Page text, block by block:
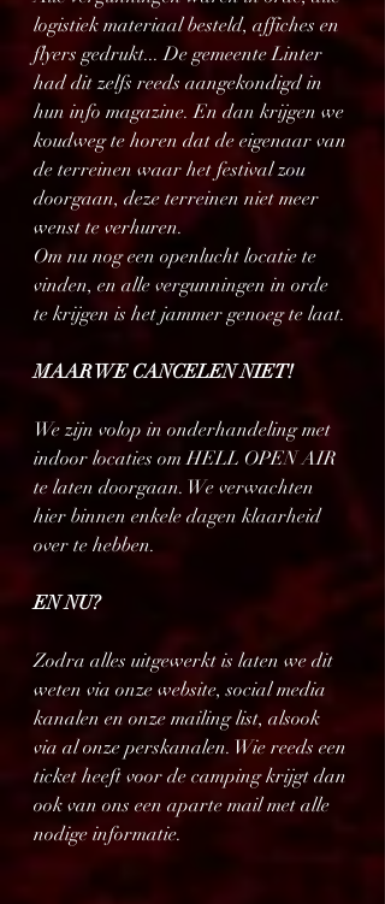
logistiek materiaal besteld, affiches en
flyers gedrukt... De gemeente Linter
had dit zelfs reeds aangekondigd in
hun info magazine. En dan krijgen we
koudweg te horen dat de eigenaar van
de terreinen waar het festival zou
doorgaan, deze terreinen niet meer
wenst te verhuren.
Om nu nog een openlucht locatie te
vinden, en alle vergunningen in orde
te krijgen is het jammer genoeg te laat.
MAAR WE CANCELEN NIET!
We zijn volop in onderhandeling met
indoor locaties om HELL OPEN AIR
te laten doorgaan. We verwachten
hier binnen enkele dagen klaarheid
over te hebben.
EN NU?
Zodra alles uitgewerkt is laten we dit
weten via onze website, social media
kanalen en onze mailing list, alsook
via al onze perskanalen. Wie reeds een
ticket heeft voor de camping krijgt dan
ook van ons een aparte mail met alle
nodige informatie.